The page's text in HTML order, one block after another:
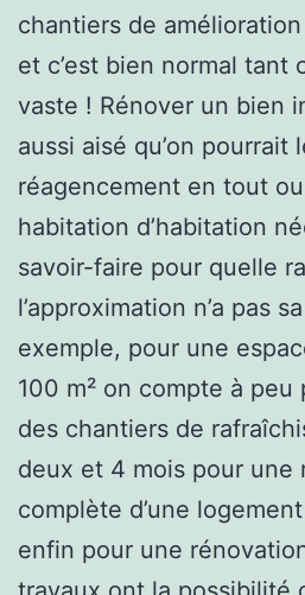
chantiers de
et c’est bien normal tant
vaste ! Rénover un bien
aussi aisé qu’on pourrait
réagencement en tout
habitation d’habitation
savoir-faire pour quelle
l’approximation n’a pas
exemple, pour une
100 m² on compte à peu
des chantiers de
deux et 4 mois pour une
complète d’une
enfin pour une